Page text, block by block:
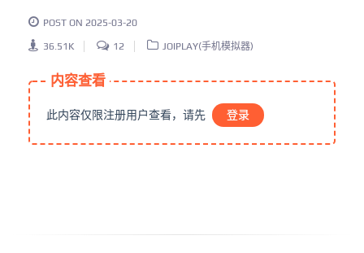
POST ON 2025-03-20
36.51K 12 JOIPLAY(手机模拟器)
内容查看
此内容仅限注册用户查看，请先 登录